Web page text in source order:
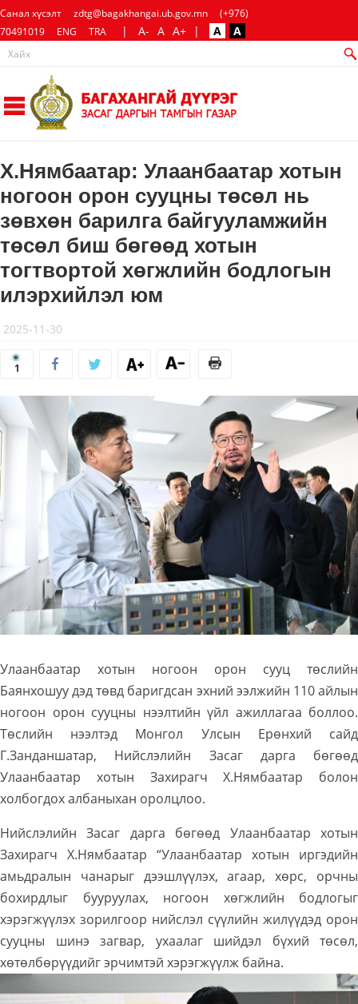
Санал хүсэлт zdtg@bagakhangai.ub.gov.mn
(+976)
70491019
ENG TRA | A- A A+ | A A
Х.Нямбаатар: Улаанбаатар хотын
ногоон орон сууцны төсөл нь
зөвхөн барилга байгууламжийн
төсөл биш бөгөөд хотын
тогтвортой хөгжлийн бодлогын
илэрхийлэл юм
2025-11-30
1
Улаанбаатар хотын ногоон орон сууц төслийн
Баянхошуу дэд төвд баригдсан эхний ээлжийн 110 айлын
ногоон орон сууцны нээлтийн үйл ажиллагаа боллоо.
Төслийн нээлтэд Монгол Улсын Ерөнхий сайд
Г.Занданшатар, Нийслэлийн Засаг дарга бөгөөд
Улаанбаатар хотын Захирагч Х.Нямбаатар болон
холбогдох албаныхан оролцлоо.
Нийслэлийн Засаг дарга бөгөөд Улаанбаатар хотын
Захирагч Х.Нямбаатар “Улаанбаатар хотын иргэдийн
амьдралын чанарыг дээшлүүлэх, агаар, хөрс, орчны
бохирдлыг бууруулах, ногоон хөгжлийн бодлогыг
хэрэгжүүлэх зорилгоор нийслэл сүүлийн жилүүдэд орон
сууцны шинэ загвар, ухаалаг шийдэл бүхий төсөл,
хөтөлбөрүүдийг эрчимтэй хэрэгжүүлж байна.